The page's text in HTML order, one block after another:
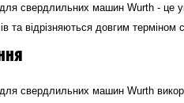
свердлильних машин Wurth - це
та відрізняються довгим терміном
для свердлильних машин Wurth